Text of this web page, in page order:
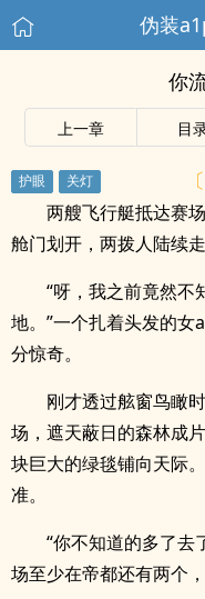
伪装
你
上一章 目
两艘飞行艇抵达赛
舱门划开，两拨人陆续走
“呀，我之前竟然不
地。”一个扎着头发的
分惊奇。
刚才透过舷窗鸟瞰
场，遮天蔽日的森林成
块巨大的绿毯铺向天际
准。
“你不知道的多了去
场至少在帝都还有两个